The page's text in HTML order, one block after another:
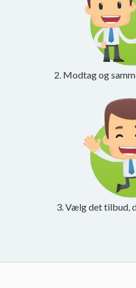
2. Modtag og
3. Vælg det tilbud,